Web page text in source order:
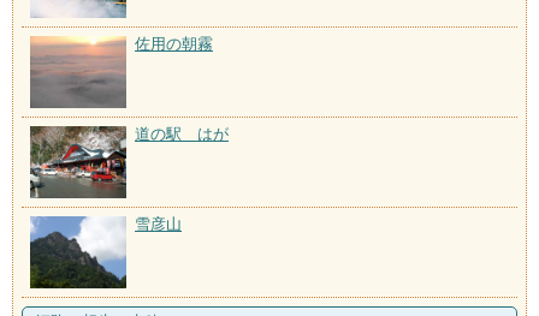
佐用の朝霧
道の駅 はが
雪彦山